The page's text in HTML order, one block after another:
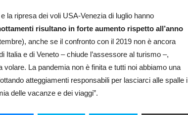
la ripresa dei voli USA-Venezia di luglio hanno
risultano in forte aumento rispetto all’anno
anche se il confronto con il 2019 non è ancora
Italia e di Veneto – chiude l’assessore al turismo –,
La pandemia non è finita e tutti noi abbiamo una
atteggiamenti responsabili per lasciarci alle spalle i
delle vacanze e dei viaggi”.